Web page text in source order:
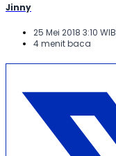
Jinny
25 Mei 2018 3:10 WIB
4 menit baca